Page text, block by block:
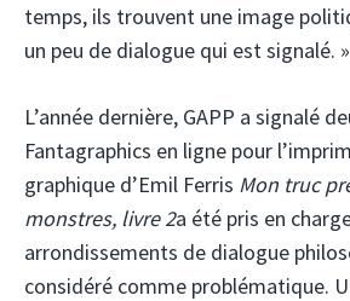
temps, ils trouvent une image
un peu de dialogue qui est signalé. »
L’année dernière, GAPP a signalé
Fantagraphics en ligne pour
graphique d’Emil Ferris Mon truc
monstres, livre 2a été pris en
arrondissements de dialogue
considéré comme problématique.